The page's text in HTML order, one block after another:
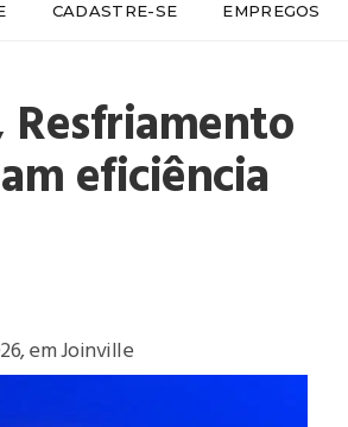
CADASTRE-SE EMPREGOS
eficiência
em Joinville